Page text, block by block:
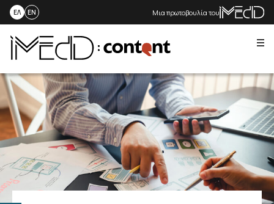
Skip
to
content
ΕΛ EN Μια πρωτοβουλία του